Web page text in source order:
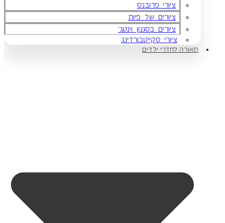
ציורי פרובנס
ציורים של פיות
ציורים בסגנון וינטג'
ציורי סקייטבורדינג
תאורה לחדרי ילדים